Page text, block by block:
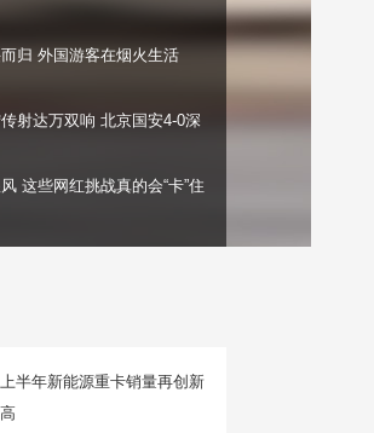
归 外国游客在烟火生活
传射达万双响 北京国安4-0深
这些网红挑战真的会“卡”住
上半年新能源重卡销量再创新
高